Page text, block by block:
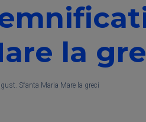
la
Sfanta Maria Mare la greci